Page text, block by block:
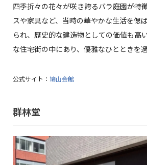
四季折々の花々が咲き誇るバラ庭園が特
スや家具など、当時の華やかな生活を偲
られ、歴史的な建造物としての価値も高
な住宅街の中にあり、優雅なひとときを過
公式サイト： 鳩山会館
群林堂